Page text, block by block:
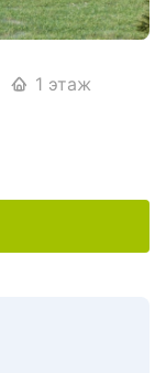
1 этаж